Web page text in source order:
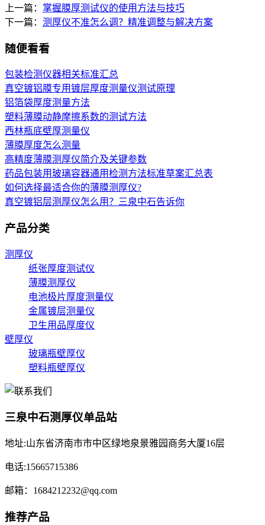
上一篇： 掌握膜厚测试仪的使用方法与技巧
下一篇： 测厚仪不准怎么调？精准调整与解决方案
随便看看
包装检测仪器相关标准汇总
真空镀铝膜专用镀层厚度测量仪测试原理
铝箔袋厚度测量方法
塑料薄膜动静摩擦系数的测试方法
西林瓶底壁厚测量仪
薄膜厚度怎么测量
高精度薄膜测厚仪简介及关键参数
药品包装用玻璃容器通用检测方法标准草案汇总表
如何选择最适合你的薄膜测厚仪?
真空镀铝层测厚仪怎么用？三泉中石告诉你
产品分类
测厚仪
纸张厚度测试仪
薄膜测厚仪
电池极片厚度测量仪
金属镀层测量仪
卫生用品厚度仪
壁厚仪
玻璃瓶壁厚仪
塑料瓶壁厚仪
三泉中石测厚仪单品站
地址:山东省济南市市中区绿地泉景雅园商务大厦16层
电话:15665715386
邮箱：1684212232@qq.com
推荐产品